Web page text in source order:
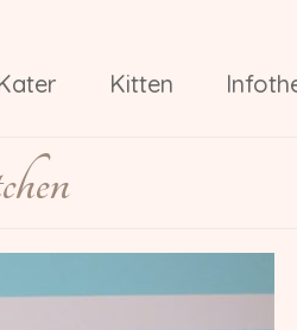
Kitten